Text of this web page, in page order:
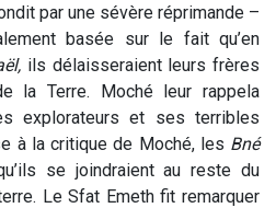
par une sévère réprimande –
basée sur le fait qu’en
ils délaisseraient leurs frères
la Terre. Moché leur rappela
explorateurs et ses terribles
à la critique de Moché, les Bné
se joindraient au reste du
Le Sfat Emeth fit remarquer